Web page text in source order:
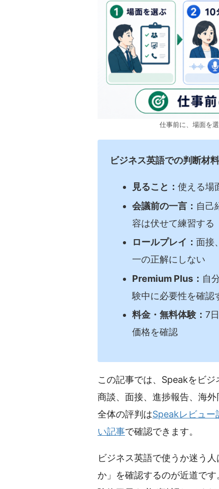
仕事前に、場面を
ビジネス英語での判断材料
見ること： 使える場
会議前の一言： 自己
容は伏せて練習する
ロールプレイ： 面接
一の正解にしない
Premium Plus： 自
験中に必要性を確認
料金・無料体験： 7
価格を確認
この記事では、Speakをビジ
商談、面接、進捗報告、海
全体の評判はSpeakレビュー
い記事で確認できます。
ビジネス英語で使うか迷う
か」を確認するのが近道で